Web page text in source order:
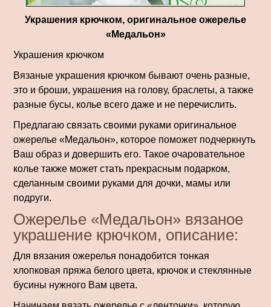
Украшения крючком, оригинальное ожерелье
«Медальон»
Украшения крючком
Вязаные украшения крючком бывают очень разные,
это и броши, украшения на голову, браслеты, а также
разные бусы, колье всего даже и не перечислить.
Предлагаю связать своими руками оригинальное
ожерелье «Медальон», которое поможет подчеркнуть
Ваш образ и довершить его. Такое очаровательное
колье также может стать прекрасным подарком,
сделанным своими руками для дочки, мамы или
подруги.
Ожерелье «Медальон» вязаное
украшение крючком, описание:
Для вязания ожерелья понадобится тонкая
хлопковая пряжа белого цвета, крючок и стеклянные
бусины нужного Вам цвета.